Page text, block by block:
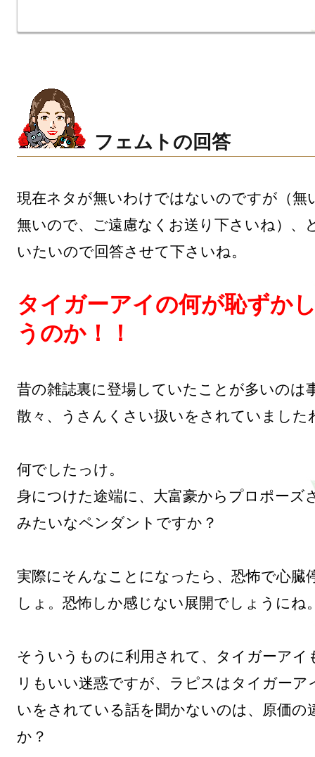
フェムトの回答
現在ネタが無いわけではないのですが（無
無いので、ご遠慮なくお送り下さいね）、
いたいので回答させて下さいね。
タイガーアイの何が恥ずか
うのか！！
昔の雑誌裏に登場していたことが多いのは
散々、うさんくさい扱いをされていました
何でしたっけ。
身につけた途端に、大富豪からプロポーズ
みたいなペンダントですか？
実際にそんなことになったら、恐怖で心臓
しょ。恐怖しか感じない展開でしょうにね
そういうものに利用されて、タイガーアイ
リもいい迷惑ですが、ラピスはタイガーア
いをされている話を聞かないのは、原価の
か？